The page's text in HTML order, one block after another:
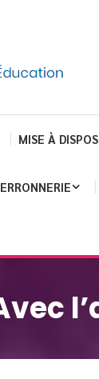
MISE À